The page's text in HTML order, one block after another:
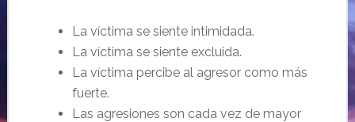
La víctima se siente intimidada.
La víctima se siente excluida.
La víctima percibe al agresor como más
fuerte.
Las agresiones son cada vez de mayor